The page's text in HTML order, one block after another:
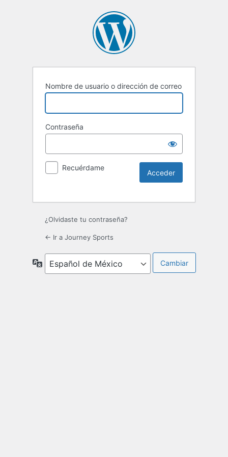
Nombre de usuario o dirección de correo
Contraseña
Recuérdame
¿Olvidaste tu contraseña?
← Ir a Journey Sports
Idioma